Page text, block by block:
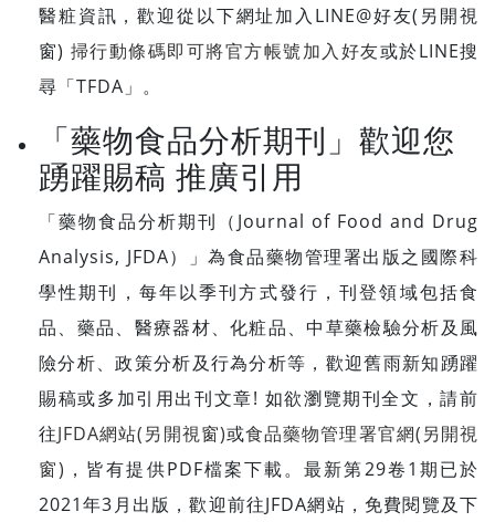
醫粧資訊，歡迎從以下網址加入LINE@好友(另開視
窗) 掃行動條碼即可將官方帳號加入好友或於LINE搜
尋「TFDA」。
「藥物食品分析期刊」歡迎您
踴躍賜稿 推廣引用
「藥物食品分析期刊（Journal of Food and Drug
Analysis, JFDA）」為食品藥物管理署出版之國際科
學性期刊，每年以季刊方式發行，刊登領域包括食
品、藥品、醫療器材、化粧品、中草藥檢驗分析及風
險分析、政策分析及行為分析等，歡迎舊雨新知踴躍
賜稿或多加引用出刊文章! 如欲瀏覽期刊全文，請前
往JFDA網站(另開視窗)或食品藥物管理署官網(另開視
窗) ，皆有提供PDF檔案下載。最新第29卷1期已於
2021年3月出版，歡迎前往JFDA網站，免費閱覽及下